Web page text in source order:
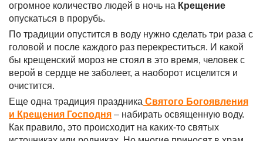
огромное количество людей в ночь на Крещение
опускаться в прорубь.
По традиции опустится в воду нужно сделать три раза с
головой и после каждого раз перекреститься. И какой
бы крещенский мороз не стоял в это время, человек с
верой в сердце не заболеет, а наоборот исцелится и
очистится.
Еще одна традиция праздника Святого Богоявления
и Крещения Господня – набирать освященную воду.
Как правило, это происходит на каких-то святых